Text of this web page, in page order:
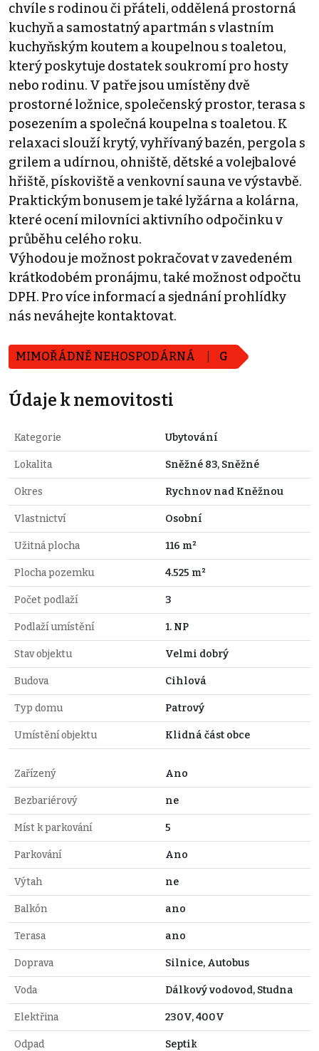
chvíle s rodinou či přáteli, oddělená prostorná
kuchyň a samostatný apartmán s vlastním
kuchyňským koutem a koupelnou s toaletou,
který poskytuje dostatek soukromí pro hosty
nebo rodinu. V patře jsou umístěny dvě
prostorné ložnice, společenský prostor, terasa s
posezením a společná koupelna s toaletou. K
relaxaci slouží krytý, vyhřívaný bazén, pergola s
grilem a udírnou, ohniště, dětské a volejbalové
hřiště, pískoviště a venkovní sauna ve výstavbě.
Praktickým bonusem je také lyžárna a kolárna,
které ocení milovníci aktivního odpočinku v
průběhu celého roku.
Výhodou je možnost pokračovat v zavedeném
krátkodobém pronájmu, také možnost odpočtu
DPH. Pro více informací a sjednání prohlídky
nás neváhejte kontaktovat.
MIMOŘÁDNĚ NEHOSPODÁRNÁ G
Údaje k nemovitosti
Kategorie Ubytování
Lokalita Sněžné 83, Sněžné
Okres Rychnov nad Kněžnou
Vlastnictví Osobní
Užitná plocha 116 m²
Plocha pozemku 4.525 m²
Počet podlaží 3
Podlaží umístění 1. NP
Stav objektu Velmi dobrý
Budova Cihlová
Typ domu Patrový
Umístění objektu Klidná část obce
Zařízený Ano
Bezbariérový ne
Míst k parkování 5
Parkování Ano
Výtah ne
Balkón ano
Terasa ano
Doprava Silnice, Autobus
Voda Dálkový vodovod, Studna
Elektřina 230V, 400V
Odpad Septik